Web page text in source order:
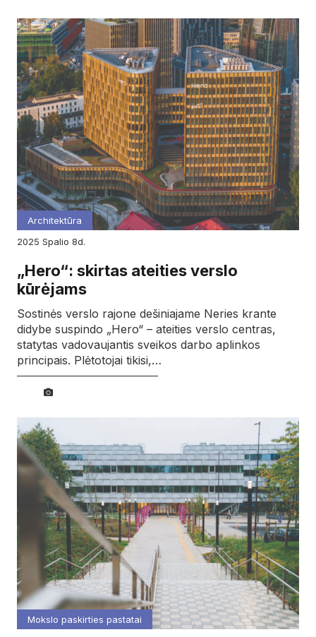
Architektūra
2025
spalio 8d.
„Hero“: skirtas ateities verslo
kūrėjams
Sostinės verslo rajone dešiniajame Neries krante
didybe suspindo „Hero“ – ateities verslo centras,
statytas vadovaujantis sveikos darbo aplinkos
principais. Plėtotojai tikisi,…
Mokslo paskirties pastatai